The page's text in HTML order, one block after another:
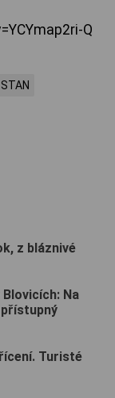
Q
z bláznivé
Na
Turisté